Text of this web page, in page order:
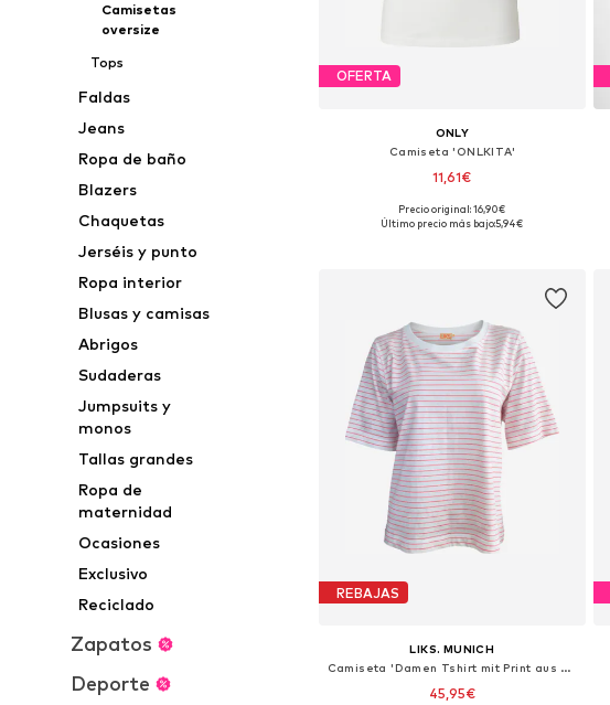
Camisetas
oversize
Tops
Faldas
Jeans
Ropa de baño
Blazers
Chaquetas
Jerséis y punto
Ropa interior
Blusas y camisas
Abrigos
Sudaderas
Jumpsuits y
monos
Tallas grandes
Ropa de
maternidad
Ocasiones
Exclusivo
Reciclado
Zapatos
Deporte
OFERTA
ONLY
Camiseta 'ONLKITA'
11,61€
+46
Tallas disponibles: XS, S, M, L, XL
Precio original: 16,90€
Último precio más bajo:5,94€
REBAJAS
LIKS. MUNICH
Camiseta 'Damen Tshirt mit Print aus Bio Baumwolle - PinaC'
45,95€